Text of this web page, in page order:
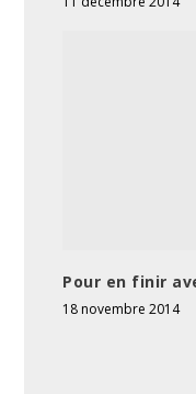
Pour en finir
18 novembre 2014